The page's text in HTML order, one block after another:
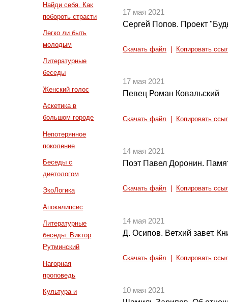
Найди себя. Как
побороть страсти
Легко ли быть
молодым
Литературные
беседы
Женский голос
Аскетика в
большом городе
Непотерянное
поколение
Беседы с
диетологом
ЭкоЛогика
Апокалипсис
Литературные
беседы. Виктор
Рутминский
Нагорная
проповедь
Культура и
17 мая 2021
Сергей Попов. Проект
Скачать файл Копировать
17 мая 2021
Певец Роман Ковальский
Скачать файл Копировать
14 мая 2021
Поэт Павел Доронин.
Скачать файл Копировать
14 мая 2021
Д. Осипов. Ветхий завет.
Скачать файл Копировать
10 мая 2021